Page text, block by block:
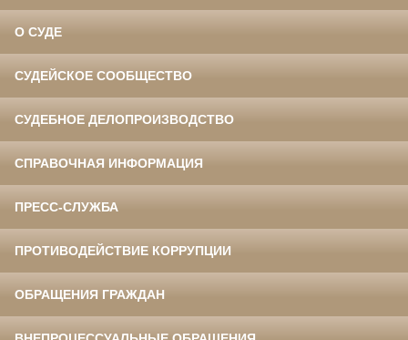
О СУДЕ
СУДЕЙСКОЕ СООБЩЕСТВО
СУДЕБНОЕ ДЕЛОПРОИЗВОДСТВО
СПРАВОЧНАЯ ИНФОРМАЦИЯ
ПРЕСС-СЛУЖБА
ПРОТИВОДЕЙСТВИЕ КОРРУПЦИИ
ОБРАЩЕНИЯ ГРАЖДАН